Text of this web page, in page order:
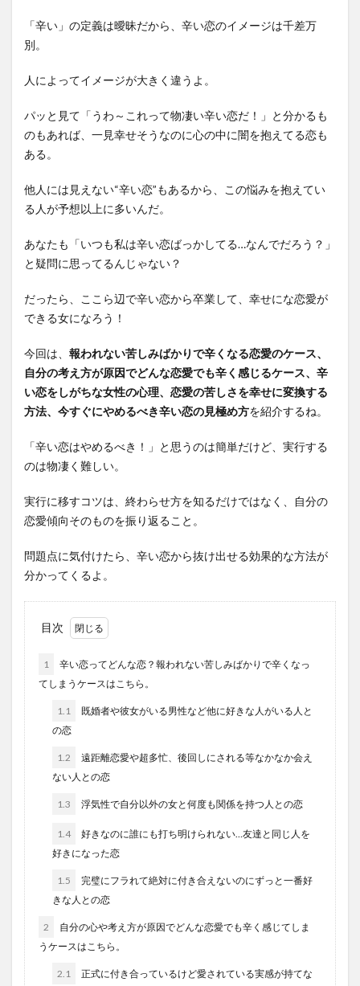
「辛い」の定義は曖昧だから、辛い恋のイメージは千差万
別。
人によってイメージが大きく違うよ。
パッと見て「うわ～これって物凄い辛い恋だ！」と分かるも
のもあれば、一見幸せそうなのに心の中に闇を抱えてる恋も
ある。
他人には見えない“辛い恋”もあるから、この悩みを抱えてい
る人が予想以上に多いんだ。
あなたも「いつも私は辛い恋ばっかしてる…なんでだろう？」
と疑問に思ってるんじゃない？
だったら、ここら辺で辛い恋から卒業して、幸せにな恋愛が
できる女になろう！
今回は、 報われない苦しみばかりで辛くなる恋愛のケース、
自分の考え方が原因でどんな恋愛でも辛く感じるケース、辛
い恋をしがちな女性の心理、恋愛の苦しさを幸せに変換する
方法、今すぐにやめるべき辛い恋の見極め方を紹介するね。
「辛い恋はやめるべき！」と思うのは簡単だけど、実行する
のは物凄く難しい。
実行に移すコツは、終わらせ方を知るだけではなく、自分の
恋愛傾向そのものを振り返ること。
問題点に気付けたら、辛い恋から抜け出せる効果的な方法が
分かってくるよ。
目次
1
辛い恋ってどんな恋？報われない苦しみばかりで辛くなっ
てしまうケースはこちら。
1.1
既婚者や彼女がいる男性など他に好きな人がいる人と
の恋
1.2
遠距離恋愛や超多忙、後回しにされる等なかなか会え
ない人との恋
1.3 浮気性で自分以外の女と何度も関係を持つ人との恋
1.4
好きなのに誰にも打ち明けられない…友達と同じ人を
好きになった恋
1.5
完璧にフラれて絶対に付き合えないのにずっと一番好
きな人との恋
2
自分の心や考え方が原因でどんな恋愛でも辛く感じてしま
うケースはこちら。
2.1
正式に付き合っているけど愛されている実感が持てな